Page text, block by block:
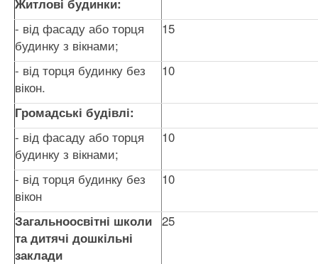
Житлові будинки:
- від фасаду або торця
будинку з вікнами;
15
- від торця будинку без
вікон.
10
Громадські будівлі:
- від фасаду або торця
будинку з вікнами;
10
- від торця будинку без
вікон
10
Загальноосвітні школи
та дитячі дошкільні
заклади
25